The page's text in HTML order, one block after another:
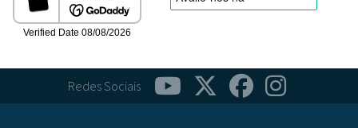
Redes Sociais